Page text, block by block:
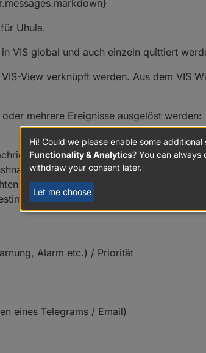
Uhula.
VIS global und auch einzeln quittiert
View verknüpft werden. Aus dem VIS
mehrere Ereignisse ausgelöst werden:
werden über eine
darunter:
Alarm etc.) / Priorität
eines Telegrams / Email)
Hi! Could we please enable some additional
Functionality & Analytics? You can always
withdraw your consent later.
Let me choose